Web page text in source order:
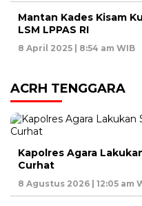
Mantan Kades Kisam
LSM LPPAS RI
8 April 2025 | 8:54 am WIB
ACRH TENGGARA
Kapolres Agara
Curhat
8 Agustus 2026 | 12:05 am